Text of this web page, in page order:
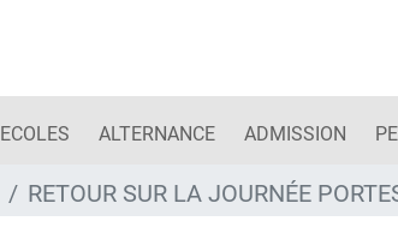
ECOLES ALTERNANCE ADMISSION
RETOUR SUR LA JOURNÉE